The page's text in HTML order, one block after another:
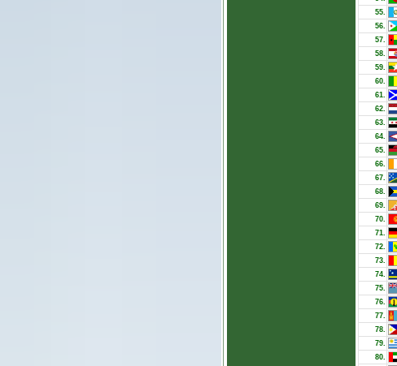
55.
56.
57.
58.
59.
60.
61.
62.
63.
64.
65.
66.
67.
68.
69.
70.
71.
72.
73.
74.
75.
76.
77.
78.
79.
80.